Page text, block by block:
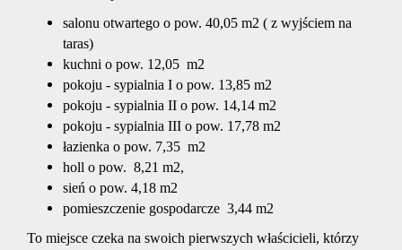
salonu otwartego o pow. 40,05 m2 ( z wyjściem na
taras)
kuchni o pow. 12,05 m2
pokoju - sypialnia I o pow. 13,85 m2
pokoju - sypialnia II o pow. 14,14 m2
pokoju - sypialnia III o pow. 17,78 m2
łazienka o pow. 7,35 m2
holl o pow. 8,21 m2,
sień o pow. 4,18 m2
pomieszczenie gospodarcze 3,44 m2
To miejsce czeka na swoich pierwszych właścicieli, którzy